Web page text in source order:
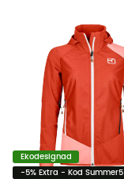
Ekodesignad
-5% Extra - Kod Summer5